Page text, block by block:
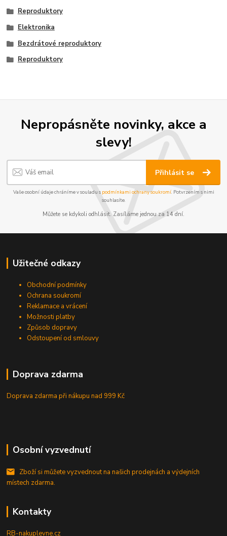
Reproduktory
Elektronika
Bezdrátové reproduktory
Reproduktory
Nepropásněte novinky, akce a
slevy!
Přihlásit se
Vaše osobní údaje chráníme v souladu s podmínkami ochrany soukromí. Potvrzením s nimi
souhlasíte.
Můžete se kdykoli odhlásit. Zasíláme jednou za 14 dní.
Užitečné odkazy
Obchodní podmínky
Ochrana soukromí
Reklamace a vrácení
Možnosti platby
Způsob dopravy
Odstoupení od smlouvy
Doprava zdarma
Doprava zdarma při nákupunad 999 Kč
Osobní vyzvednutí
Zboží si můžete vyzvednout na našich prodejnách a výdejních
místech zdarma.
Kontakty
RB-nakuplevne.cz